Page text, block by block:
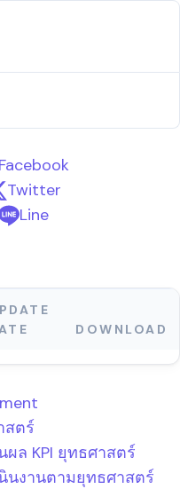
Facebook
Twitter
Line
สตร์
ผล KPI ยุทธศาสตร์
นงานตามยุทธศาสตร์
DOWNLOAD